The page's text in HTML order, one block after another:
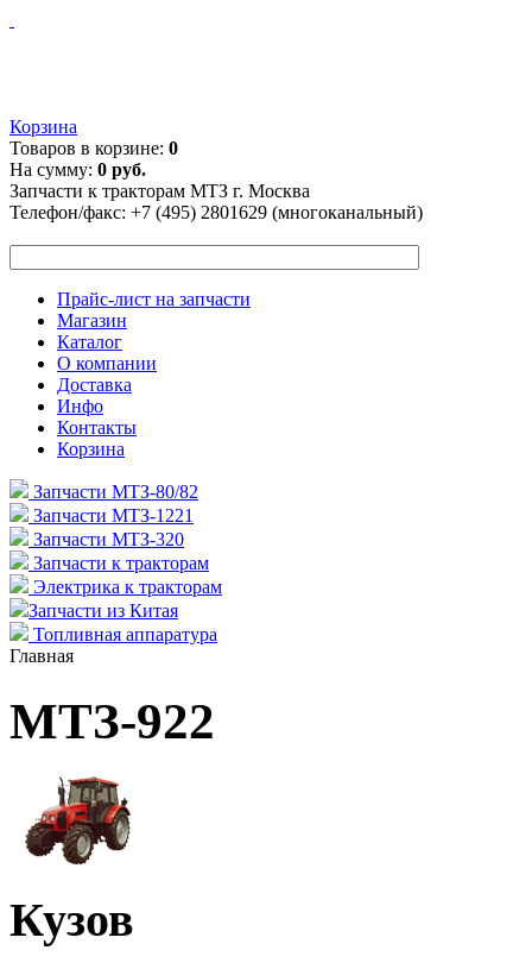
Корзина
Товаров в корзине: 0
На сумму: 0 руб.
Запчасти к тракторам МТЗ г. Москва
Телефон/факс: +7 (495) 2801629 (многоканальный)
Прайс-лист на запчасти
Магазин
Каталог
О компании
Доставка
Инфо
Контакты
Корзина
Запчасти МТЗ-80/82
Запчасти МТЗ-1221
Запчасти МТЗ-320
Запчасти к тракторам
Электрика к тракторам
Запчасти из Китая
Топливная аппаратура
Главная
МТЗ-922
Кузов